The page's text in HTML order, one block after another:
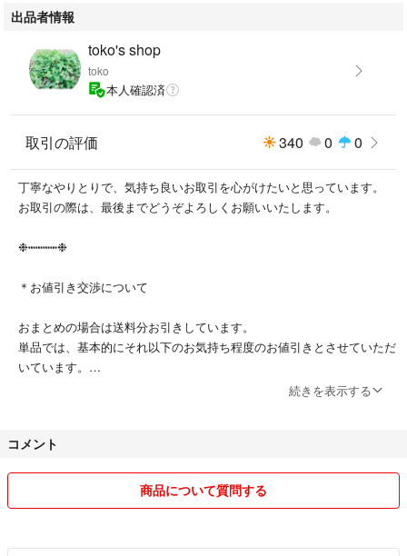
#キャラメルベイビーアンドチャイルド
#ミニマム
#soorploom
#ソーアプルーム
#apolina
#アポリナ
#ミーシャアンドパフ
#yoliandotis
#ヨリアンドオティス
#リール
#tocotovintage
#トコトヴィンテージ
#ジェイミーケイ
#bebeorganic
#べべオーガニック
などお好きな方に
＊こちらは襟一点のお譲りになります
出品者情報
toko's shop
toko
本人確認済
取引の評価 340 0 0
丁寧なやりとりで、気持ち良いお取引を心がけたいと思っています。
お取引の際は、最後までどうぞよろしくお願いいたします。
❉┅┅┅┅❉
＊お値引き交渉について
おまとめの場合は送料分お引きしています。
単品では、基本的にそれ以下のお気持ち程度のお値引きとさせていただ
いています。
また、安価なものや送料がかかりそうなものなどはお値引きをお断りす
価格に関してはこちらで、その都度見直しをしていますので、よろしく
＊出品や検品について
検品は丁寧に行なうよう心がけておりますが、なにぶん素人のため、見
続きを表示する
コメント
商品について質問する